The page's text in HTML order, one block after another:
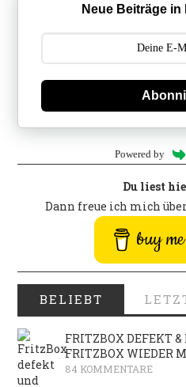
Neue Beiträge
Powered by
Du liest
Dann freue ich mich
buy
BELIEBT
FRITZBOX DEFEKT
FRITZBOX WIEDER
84 KOMMENTARE